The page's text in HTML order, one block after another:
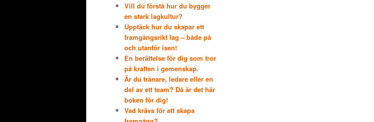
Vill du förstå hur du bygger
en stark lagkultur?
Upptäck hur du skapar ett
framgångsrikt lag – både på
och utanför isen!
En berättelse för dig som tror
på kraften i gemenskap.
Är du tränare, ledare eller en
del av ett team? Då är det här
boken för dig!
Vad krävs för att skapa